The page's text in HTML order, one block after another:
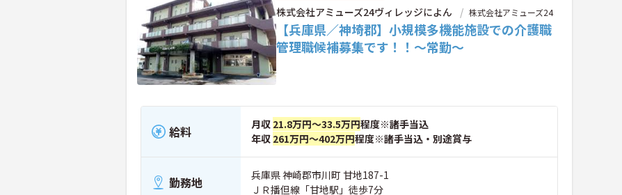
株式会社アミューズ24ヴィレッジによん 株式会社アミューズ24
【兵庫県／神埼郡】小規模多機能施設での介護職
管理職候補募集です！！～常勤～
給料 月収 21.8万円～33.5万円程度※諸手当込
年収 261万円～402万円程度※諸手当込・別途賞与
勤務地
兵庫県 神崎郡市川町 甘地187-1
ＪＲ播但線「甘地駅」徒歩7分